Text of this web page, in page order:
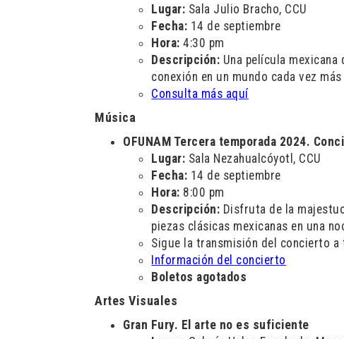
Lugar: Sala Julio Bracho, CCU
Fecha: 14 de septiembre
Hora: 4:30 pm
Descripción: Una película
conexión en un mundo cada vez
Consulta más aquí
Música
OFUNAM Tercera temporada 2024.
Lugar: Sala Nezahualcóyotl, CCU
Fecha: 14 de septiembre
Hora: 8:00 pm
Descripción: Disfruta de la
piezas clásicas mexicanas en una
Sigue la transmisión del concierto
Información del concierto
Boletos agotados
Artes Visuales
Gran Fury. El arte no es suficiente